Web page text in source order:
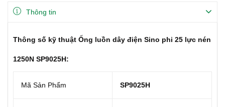
Thông tin
Thông số kỹ thuật Ống luồn dây điện Sino phi 25 lực nén
1250N SP9025H:
Mã Sản Phẩm SP9025H